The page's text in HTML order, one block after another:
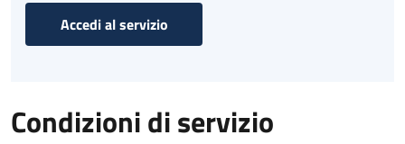
Accedi al servizio
Condizioni di servizio